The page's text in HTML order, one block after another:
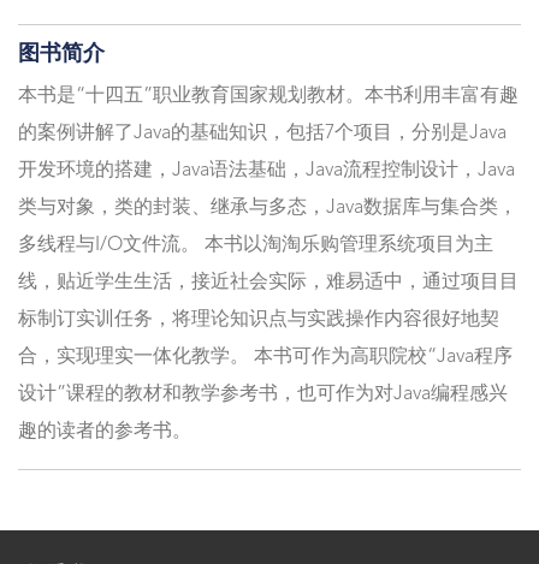
图书简介
本书是“十四五”职业教育国家规划教材。本书利用丰富有趣
的案例讲解了Java的基础知识，包括7个项目，分别是Java
开发环境的搭建，Java语法基础，Java流程控制设计，Java
类与对象，类的封装、继承与多态，Java数据库与集合类，
多线程与I/O文件流。 本书以淘淘乐购管理系统项目为主
线，贴近学生生活，接近社会实际，难易适中，通过项目目
标制订实训任务，将理论知识点与实践操作内容很好地契
合，实现理实一体化教学。 本书可作为高职院校“Java程序
设计”课程的教材和教学参考书，也可作为对Java编程感兴
趣的读者的参考书。